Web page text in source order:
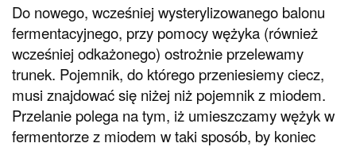
Do nowego, wcześniej wysterylizowanego balonu
fermentacyjnego, przy pomocy wężyka (również
wcześniej odkażonego) ostrożnie przelewamy
trunek. Pojemnik, do którego przeniesiemy ciecz,
musi znajdować się niżej niż pojemnik z miodem.
Przelanie polega na tym, iż umieszczamy wężyk w
fermentorze z miodem w taki sposób, by koniec